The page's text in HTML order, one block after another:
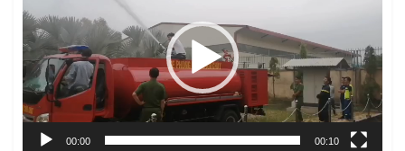
Video
00:00 00:10